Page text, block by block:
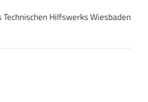
Hilfswerks Wiesbaden